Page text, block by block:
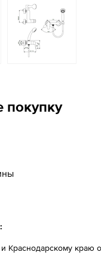
покупку
Краснодарскому краю